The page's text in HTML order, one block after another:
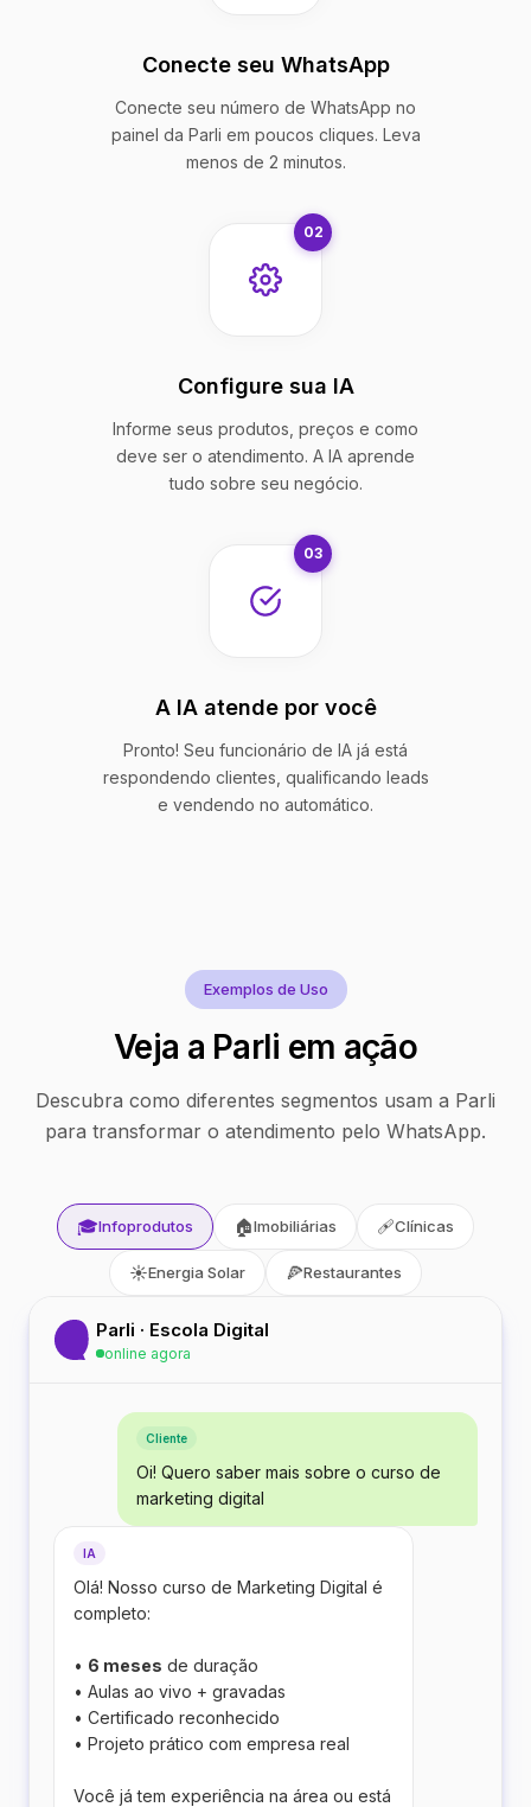
Conecte seu WhatsApp
Conecte seu número de WhatsApp no
painel da Parli em poucos cliques. Leva
menos de 2 minutos.
02
Configure sua IA
Informe seus produtos, preços e como
deve ser o atendimento. A IA aprende
tudo sobre seu negócio.
03
A IA atende por você
Pronto! Seu funcionário de IA já está
respondendo clientes, qualificando leads
e vendendo no automático.
Exemplos de Uso
Veja a Parli em ação
Descubra como diferentes segmentos usam a Parli
para transformar o atendimento pelo WhatsApp.
🎓Infoprodutos 🏠Imobiliárias 🩹Clínicas
☀️Energia Solar 🍕Restaurantes
Parli · Escola Digital
online agora
Cliente
Oi! Quero saber mais sobre o curso de
marketing digital
IA
Olá! Nosso curso de Marketing Digital é
completo:
• 6 meses de duração
• Aulas ao vivo + gravadas
• Certificado reconhecido
• Projeto prático com empresa real
Você já tem experiência na área ou está